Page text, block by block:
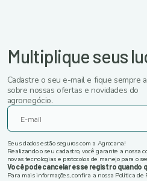
Multiplique seus
Cadastre o seu e-mail e fique sempre
sobre nossas ofertas e novidades do
agronegócio.
Seus dados estão seguros com a Agrocana!
Realizando o seu cadastro, você garante a nossa
novas tecnologias e protocolos de manejo para o
Você pode cancelar esse registro quando
Para mais informações, confira a nossa Política de